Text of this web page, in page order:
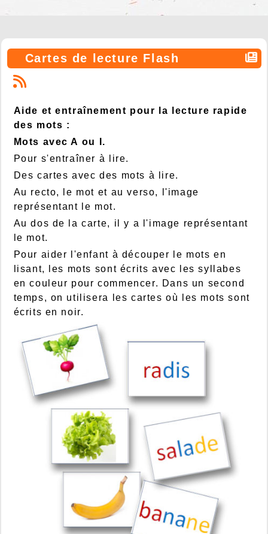
Cartes de lecture Flash
Aide et entraînement pour la lecture rapide
des mots :
Mots avec A ou I.
Pour s'entraîner à lire.
Des cartes avec des mots à lire.
Au recto, le mot et au verso, l'image
représentant le mot.
Au dos de la carte, il y a l'image représentant
le mot.
Pour aider l'enfant à découper le mots en
lisant, les mots sont écrits avec les syllabes
en couleur pour commencer. Dans un second
temps, on utilisera les cartes où les mots sont
écrits en noir.